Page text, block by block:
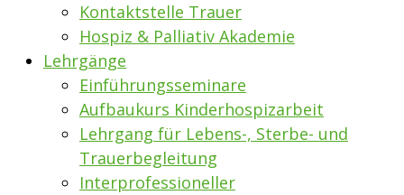
Kontaktstelle Trauer
Hospiz & Palliativ Akademie
Lehrgänge
Einführungsseminare
Aufbaukurs Kinderhospizarbeit
Lehrgang für Lebens-, Sterbe- und
Trauerbegleitung
Interprofessioneller